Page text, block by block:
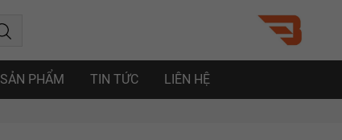
SẢN PHẨM TIN TỨC LIÊN HỆ